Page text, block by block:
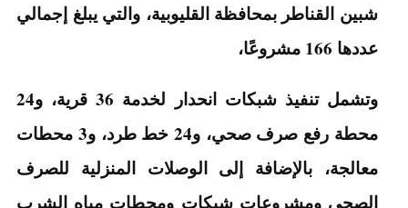
شبين القناطر بمحافظة القليوبية، والتي يبلغ إجمالي
عددها 166 مشروعًا،
وتشمل تنفيذ شبكات انحدار لخدمة 36 قرية، و24
محطة رفع صرف صحي، و24 خط طرد، و3 محطات
معالجة، بالإضافة إلى الوصلات المنزلية للصرف
الصحي ومشروعات شبكات ومحطات مياه الشرب